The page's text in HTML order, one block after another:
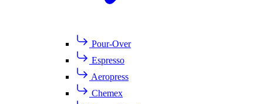
Pour-Over
Espresso
Aeropress
Chemex